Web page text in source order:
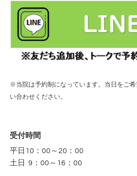
※当院は予約制になっています。当日をご
い合わせください。
受付時間
平日10：00～20：00
土日 9：00～16：00